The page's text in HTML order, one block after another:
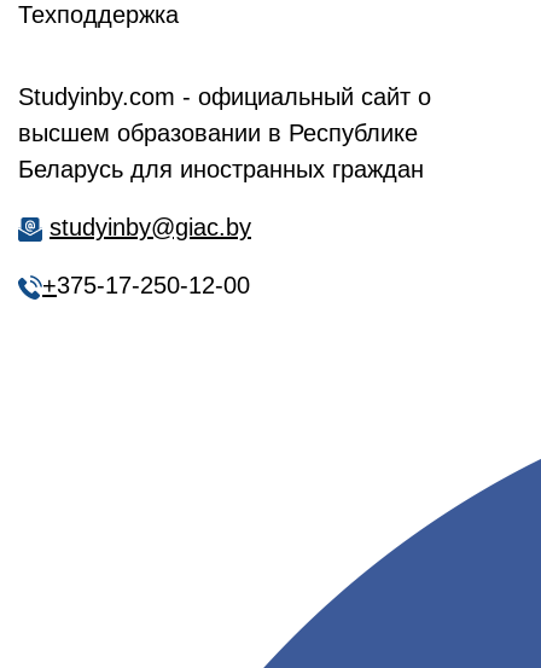
Техподдержка
Studyinby.com - официальный сайт о
высшем образовании в Республике
Беларусь для иностранных граждан
studyinby@giac.by
+375-17-250-12-00